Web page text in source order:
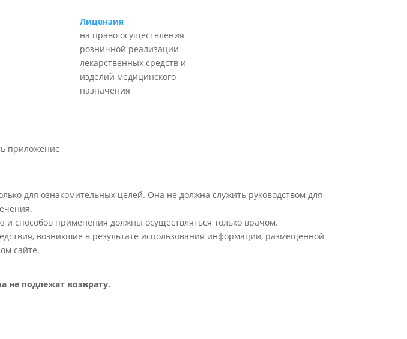
Лицензия
на право осуществления
розничной реализации
лекарственных средств и
изделий медицинского
назначения
для ознакомительных целей. Она не должна служить руководством для
способов применения должны осуществляться только врачом.
возникшие в результате использования информации, размещенной
сайте.
не подлежат возврату.